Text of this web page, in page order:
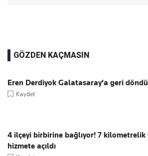
GÖZDEN KAÇMASIN
Eren Derdiyok Galatasaray'a geri
Kaydet
4 ilçeyi birbirine bağlıyor! 7 kilometrelik
hizmete açıldı